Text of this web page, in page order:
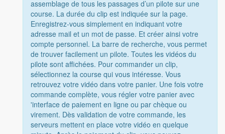
assemblage de tous les passages d’un pilote sur une
course. La durée du clip est indiquée sur la page.
Enregistrez-vous simplement en indiquant votre
adresse mail et un mot de passe. Et créer ainsi votre
compte personnel. La barre de recherche, vous permet
de trouver facilement un pilote. Toutes les vidéos du
pilote sont affichées. Pour commander un clip,
sélectionnez la course qui vous intéresse. Vous
retrouvez votre vidéo dans votre panier. Une fois votre
commande complète, vous régler votre panier avec
'interface de paiement en ligne ou par chèque ou
virement. Dès validation de votre commande, les
serveurs mettent en place votre vidéo en quelque